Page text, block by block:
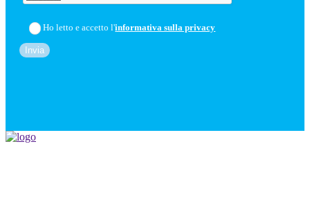
Ho letto e accetto l'informativa sulla privacy